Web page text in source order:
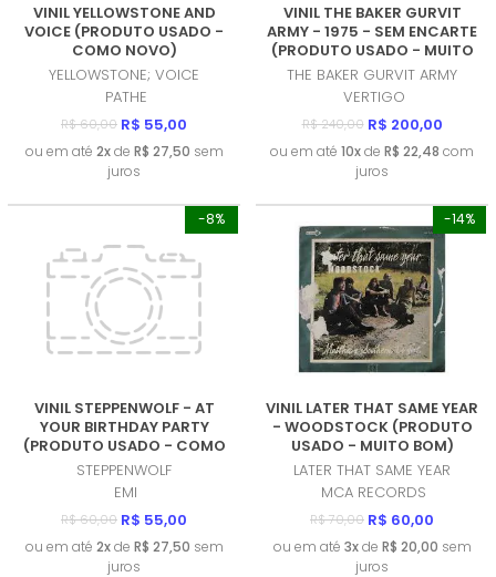
VINIL YELLOWSTONE AND
VOICE (PRODUTO USADO -
COMO NOVO)
YELLOWSTONE; VOICE
PATHE
R$ 60,00 R$ 55,00
ou em até 2xde R$ 27,50 sem
juros
VINIL THE BAKER GURVIT
ARMY - 1975 - SEM ENCARTE
(PRODUTO USADO - MUITO
BOM)
THE BAKER GURVIT ARMY
VERTIGO
R$ 240,00 R$ 200,00
ou em até 10xde R$ 22,48 com
juros
-8%
VINIL STEPPENWOLF - AT
YOUR BIRTHDAY PARTY
(PRODUTO USADO - COMO
NOVO)
STEPPENWOLF
EMI
R$ 60,00 R$ 55,00
ou em até 2xde R$ 27,50 sem
juros
-14%
VINIL LATER THAT SAME YEAR
- WOODSTOCK (PRODUTO
USADO - MUITO BOM)
LATER THAT SAME YEAR
MCA RECORDS
R$ 70,00 R$ 60,00
ou em até 3xde R$ 20,00 sem
juros